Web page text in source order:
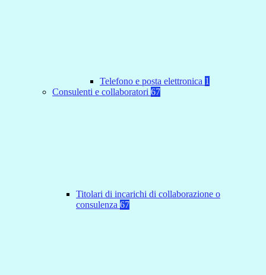
Telefono e posta elettronica 1
Consulenti e collaboratori 67
Titolari di incarichi di collaborazione o
consulenza 67